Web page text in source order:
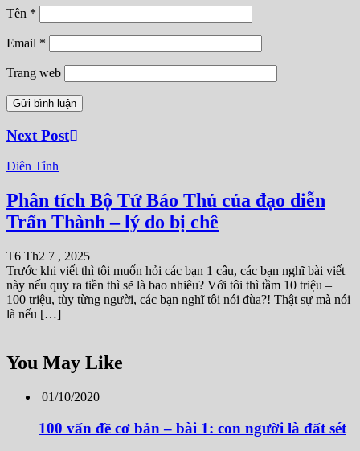
Tên *
Email *
Trang web
Next Post
Điên Tỉnh
Phân tích Bộ Tứ Báo Thủ của đạo diễn
Trấn Thành – lý do bị chê
T6 Th2 7 , 2025
Trước khi viết thì tôi muốn hỏi các bạn 1 câu, các bạn nghĩ bài viết
này nếu quy ra tiền thì sẽ là bao nhiêu? Với tôi thì tầm 10 triệu –
100 triệu, tùy từng người, các bạn nghĩ tôi nói đùa?! Thật sự mà nói
là nếu […]
You May Like
01/10/2020
100 vấn đề cơ bản – bài 1: con người là đất sét